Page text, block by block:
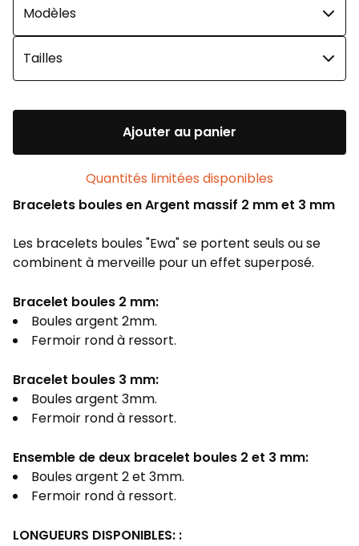
Ajouter au panier
Quantités limitées disponibles
Bracelets boules en Argent massif 2 mm et 3 mm
Les bracelets boules "Ewa" se portent seuls ou se
combinent à merveille pour un effet superposé.
Bracelet boules 2 mm:
Boules argent 2mm.
Fermoir rond à ressort.
Bracelet boules 3 mm:
Boules argent 3mm.
Fermoir rond à ressort.
Ensemble de deux bracelet boules 2 et 3 mm:
Boules argent 2 et 3mm.
Fermoir rond à ressort.
LONGUEURS DISPONIBLES: :